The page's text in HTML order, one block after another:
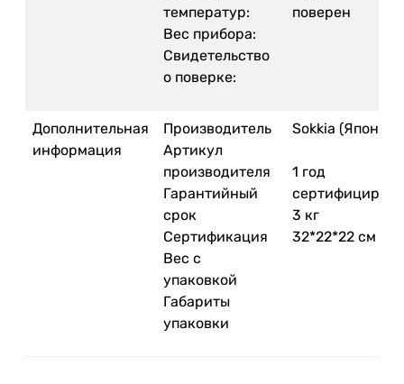
температур:
Вес прибора:
Свидетельство
о поверке:
поверен
Дополнительная
информация
Производитель
Артикул
производителя
Гарантийный
срок
Сертификация
Вес с
упаковкой
Габариты
упаковки
Sokkia (Япония)
1 год
3 кг
32*22*22 см